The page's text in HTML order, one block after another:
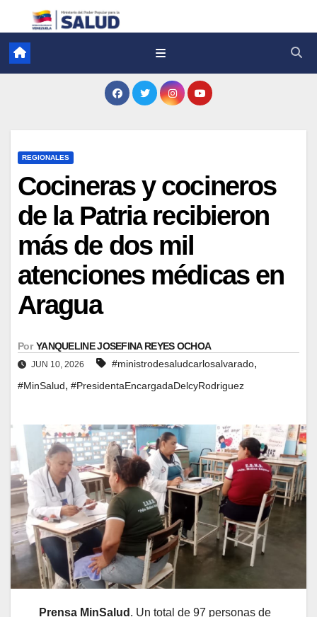
REGIONALES
Cocineras y cocineros
de la Patria recibieron
más de dos mil
atenciones médicas en
Aragua
Por YANQUELINE JOSEFINA REYES OCHOA
JUN 10, 2026 #ministrodesaludcarlosalvarado,
#MinSalud, #PresidentaEncargadaDelcyRodriguez
Prensa MinSalud . Un total de 97 personas de